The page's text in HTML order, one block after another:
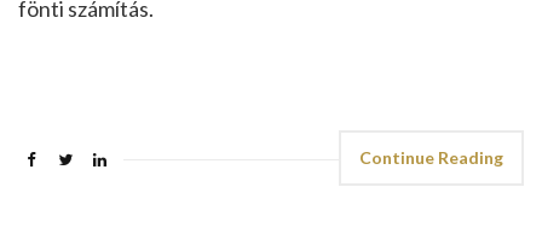
fönti számítás.
Continue Reading